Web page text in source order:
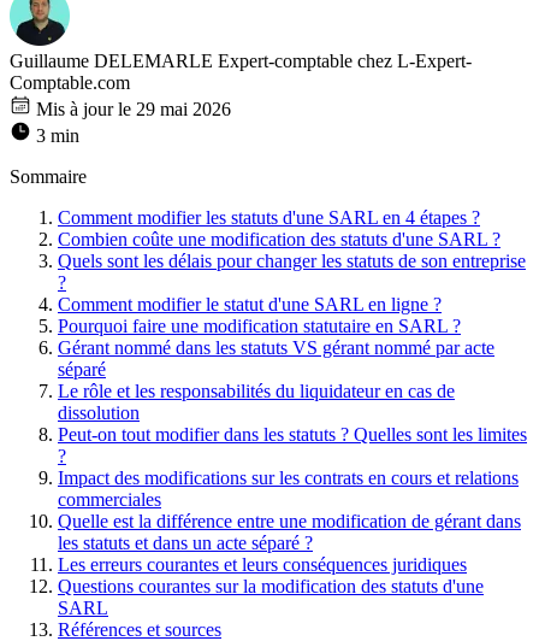
Guillaume DELEMARLE Expert-comptable chez L-Expert-
Comptable.com
Mis à jour le 29 mai 2026
3 min
Sommaire
Comment modifier les statuts d'une SARL en 4 étapes ?
Combien coûte une modification des statuts d'une SARL ?
Quels sont les délais pour changer les statuts de son entreprise
?
Comment modifier le statut d'une SARL en ligne ?
Pourquoi faire une modification statutaire en SARL ?
Gérant nommé dans les statuts VS gérant nommé par acte
séparé
Le rôle et les responsabilités du liquidateur en cas de
dissolution
Peut-on tout modifier dans les statuts ? Quelles sont les limites
?
Impact des modifications sur les contrats en cours et relations
commerciales
Quelle est la différence entre une modification de gérant dans
les statuts et dans un acte séparé ?
Les erreurs courantes et leurs conséquences juridiques
Questions courantes sur la modification des statuts d'une
SARL
Références et sources